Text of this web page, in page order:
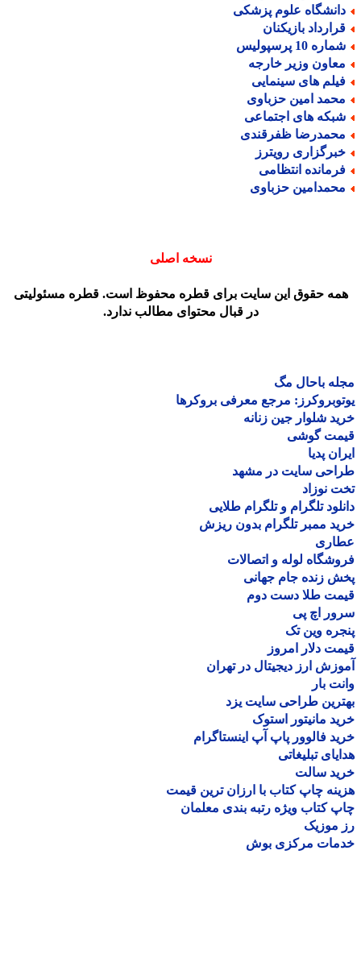
علوم پزشکی
بازیکنان
10 پرسپولیس
وزیر خارجه
های سینمایی
امین حزباوی
های اجتماعی
ظفرقندی
رویترز
انتظامی
حزباوی
نسخه اصلی
حقوق این سایت برای قطره محفوظ است. قطره مسئولیتی
در قبال محتوای مطالب ندارد.
باحال مگ
مرجع معرفی بروکرها
شلوار جین زنانه
گوشی
پدیا
سایت در مشهد
نوزاد
تلگرام و تلگرام طلایی
ممبر تلگرام بدون ریزش
لوله و اتصالات
زنده جام جهانی
طلا دست دوم
اچ پی
وین تک
دلار امروز
ارز دیجیتال در تهران
بار
طراحی سایت یزد
مانیتور استوک
فالوور پاپ آپ اینستاگرام
تبلیغاتی
سالت
چاپ کتاب با ارزان ترین قیمت
کتاب ویژه رتبه بندی معلمان
موزیک
مرکزی بوش